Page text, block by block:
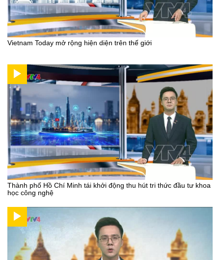
Vietnam Today mở rộng hiện diện trên thế giới
Thành phố Hồ Chí Minh tái khởi động thu hút tri thức đầu tư khoa
học công nghệ